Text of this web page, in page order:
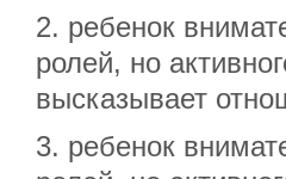
2. ребенок
ролей, но
высказывает
3. ребенок